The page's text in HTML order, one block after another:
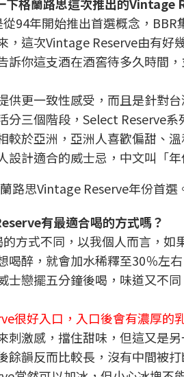
94年開始推出首選概念，
，這次Vintage Reserve由有好
訴你這支酒在酒窖待多久時間
供更一致性感受，而且是針對
分三個階段，Select Reserve
較於亞洲，亞洲人喜歡偏甜、
設計適合的威士忌，中文叫「年
路思Vintage Reserve年份首選
有最適合喝的方式嗎？
方式不同，以我個人而言，
喝醉，就會加水稀釋至30％左
士戀擺五分鐘後喝，味道又不同
很好入口，入口後會有濃厚的
刺激感，擋住甜味，但這又是
餘韻反而比較長，沒有中間被打